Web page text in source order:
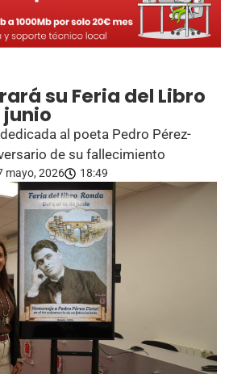
su Feria del Libro
junio
al poeta Pedro Pérez-
de su fallecimiento
mayo, 2026 18:49